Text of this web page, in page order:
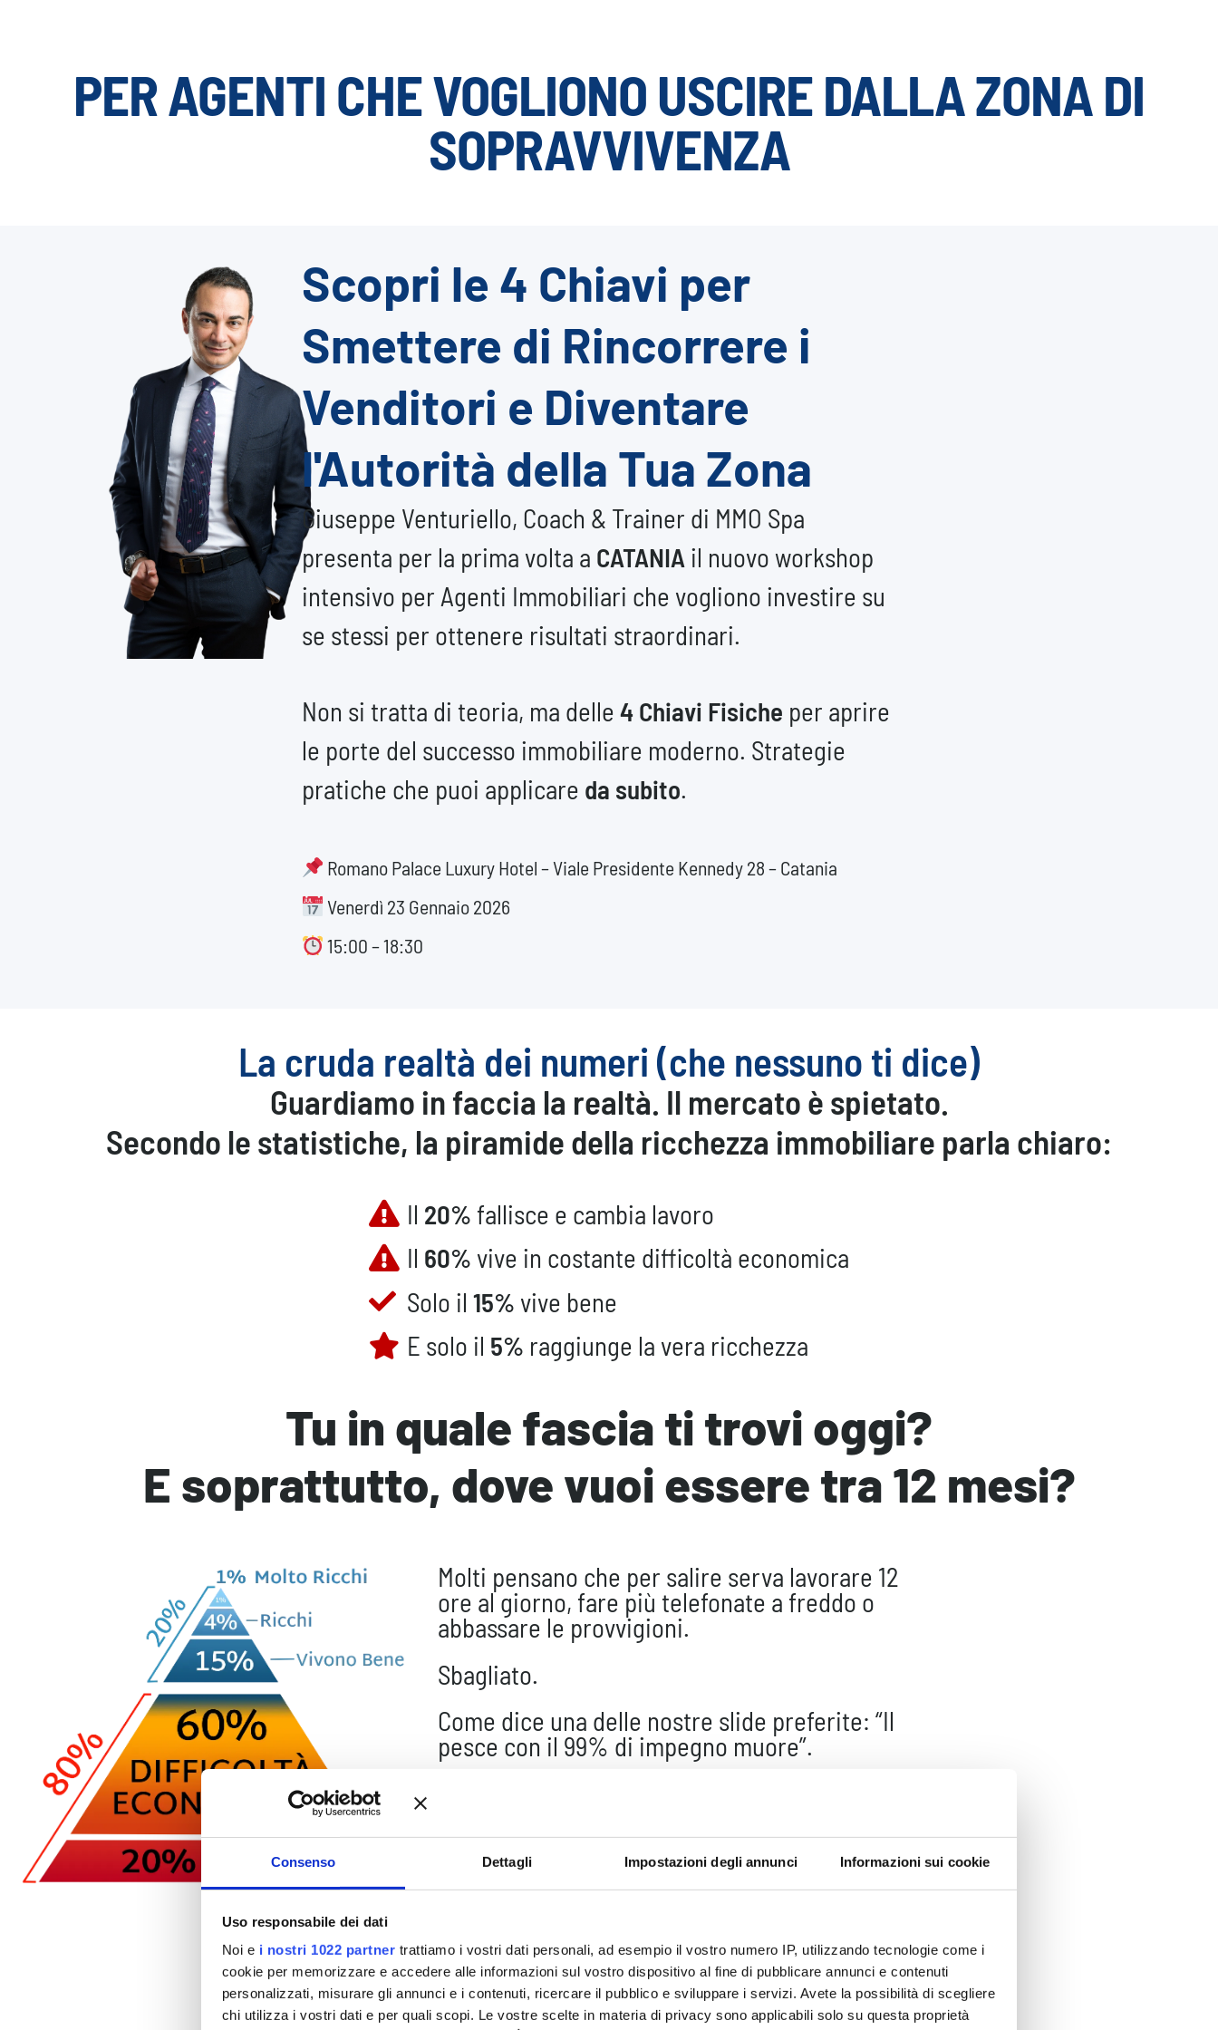
Consenso Dettagli Impostazioni degli annunci Informazioni sui cookie
Uso responsabile dei dati
Noi e i nostri 1022 partner trattiamo i vostri dati personali, ad esempio il vostro numero IP, utilizzando tecnologie come i
cookie per memorizzare e accedere alle informazioni sul vostro dispositivo al fine di pubblicare annunci e contenuti
personalizzati, misurare gli annunci e i contenuti, ricercare il pubblico e sviluppare i servizi. Avete la possibilità di scegliere
chi utilizza i vostri dati e per quali scopi. Le vostre scelte in materia di privacy sono applicabili solo su questa proprietà
PER AGENTI CHE VOGLIONO USCIRE DALLA ZONA DI
SOPRAVVIVENZA
Scopri le 4 Chiavi per
Smettere di Rincorrere i
Venditori e Diventare
l'Autorità della Tua Zona
Giuseppe Venturiello, Coach & Trainer di MMO Spa
presenta per la prima volta a CATANIA il nuovo workshop
intensivo per Agenti Immobiliari che vogliono investire su
se stessi per ottenere risultati straordinari.
Non si tratta di teoria, ma delle 4 Chiavi Fisiche per aprire
le porte del successo immobiliare moderno. Strategie
pratiche che puoi applicare da subito.
Romano Palace Luxury Hotel – Viale Presidente Kennedy 28 – Catania
Venerdì 23 Gennaio 2026
15:00 – 18:30
La cruda realtà dei numeri (che nessuno ti dice)
Guardiamo in faccia la realtà. Il mercato è spietato.
Secondo le statistiche, la piramide della ricchezza immobiliare parla chiaro:
Il 20% fallisce e cambia lavoro
Il 60% vive in costante difficoltà economica
Solo il15% vive bene
E solo il 5% raggiunge la vera ricchezza
Tu in quale fascia ti trovi oggi?
E soprattutto, dove vuoi essere tra 12 mesi?
Molti pensano che per salire serva lavorare 12
ore al giorno, fare più telefonate a freddo o
abbassare le provvigioni.
Sbagliato.
Come dice una delle nostre slide preferite: “Il
pesce con il 99% di impegno muore”.
È il momento di Cambiare Marcia.